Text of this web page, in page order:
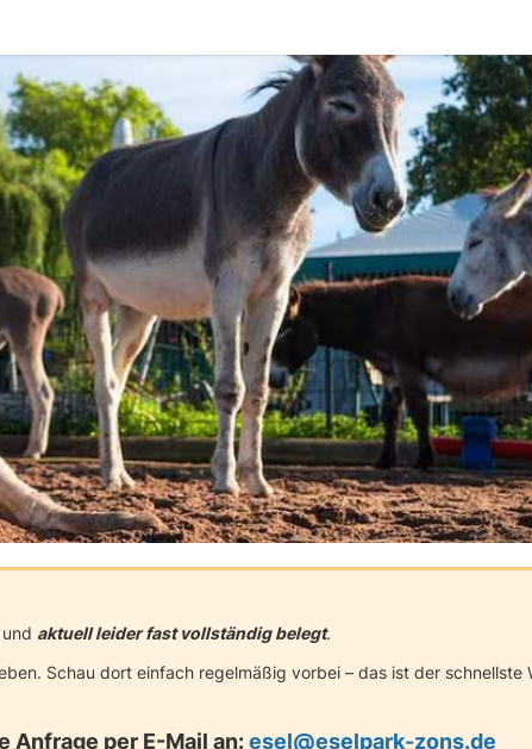
aktuell leider fast vollständig belegt.
Schau dort einfach regelmäßig vorbei – das ist der schnellste
Anfrage per E-Mail an:esel@eselpark-zons.de